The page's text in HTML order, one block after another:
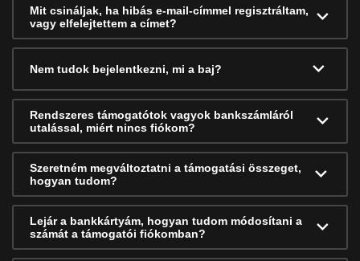
Mit csináljak, ha hibás e-mail-címmel regisztráltam,
vagy elfelejtettem a címet?
Nem tudok bejelentkezni, mi a baj?
Rendszeres támogatótok vagyok bankszámláról
utalással, miért nincs fiókom?
Szeretném megváltoztatni a támogatási összeget,
hogyan tudom?
Lejár a bankkártyám, hogyan tudom módosítani a
számát a támogatói fiókomban?